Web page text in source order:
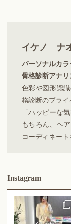
イケノ ナ
パーソナルカラ
骨格診断アナリ
色彩や図形認
格診断のプライ
「ハッピーな
もちろん、ヘ
コーディネート
Instagram